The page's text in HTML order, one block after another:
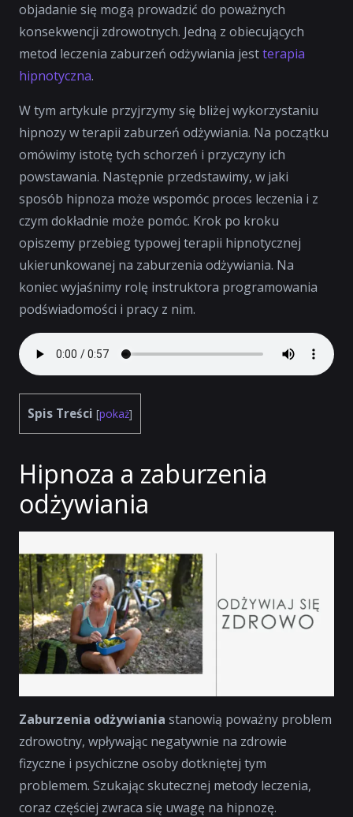
objadanie się mogą prowadzić do poważnych
konsekwencji zdrowotnych. Jedną z obiecujących
metod leczenia zaburzeń odżywiania jestterapia
hipnotyczna.
W tym artykule przyjrzymy się bliżej wykorzystaniu
hipnozy w terapii zaburzeń odżywiania. Na początku
omówimy istotę tych schorzeń i przyczyny ich
powstawania. Następnie przedstawimy, w jaki
sposób hipnoza może wspomóc proces leczenia i z
czym dokładnie może pomóc. Krok po kroku
opiszemy przebieg typowej terapii hipnotycznej
ukierunkowanej na zaburzenia odżywiania. Na
koniec wyjaśnimy rolę instruktora programowania
podświadomości i pracy z nim.
Spis Treści [pokaż]
Hipnoza a zaburzenia
odżywiania
Zaburzenia odżywiania stanowią poważny problem
zdrowotny, wpływając negatywnie na zdrowie
fizyczne i psychiczne osoby dotkniętej tym
problemem. Szukając skutecznej metody leczenia,
coraz częściej zwraca się uwagę na hipnozę.